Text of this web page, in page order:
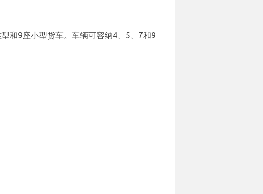
和9座小型货车。车辆可容纳4、5、7和9